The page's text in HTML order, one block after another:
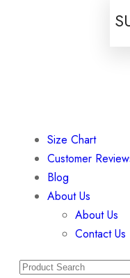
Size Chart
Customer
Blog
About Us
About Us
Contact Us